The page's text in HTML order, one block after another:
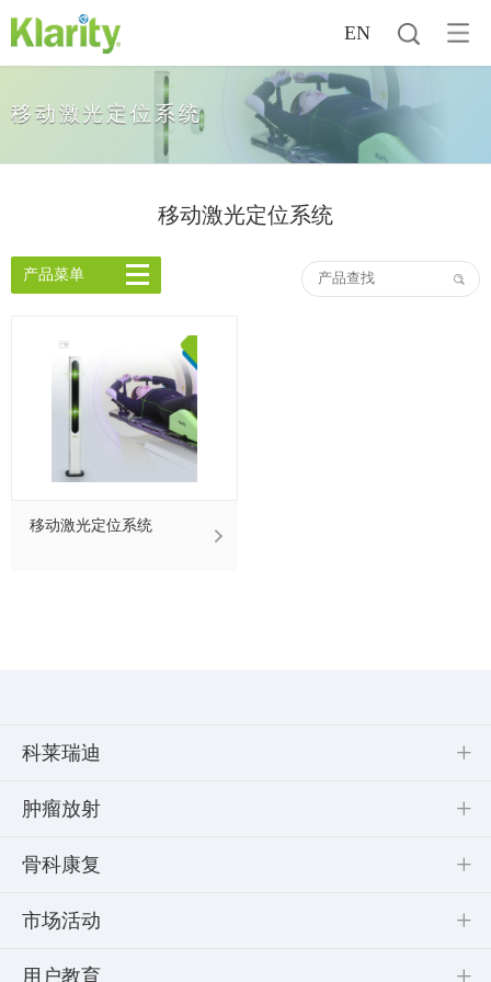
EN
移动激光定位系统
移动激光定位系统
产品菜单
移动激光定位系统
科莱瑞迪
肿瘤放射
骨科康复
市场活动
用户教育